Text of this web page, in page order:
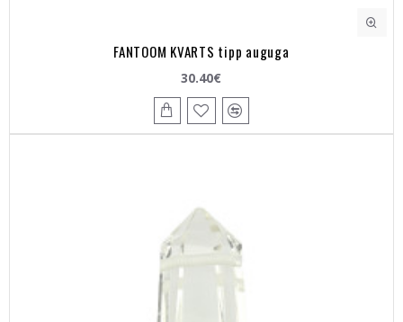
FANTOOM KVARTS tipp auguga
30.40€